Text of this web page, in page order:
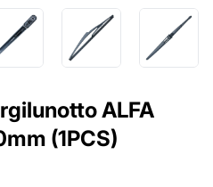
ALFA
(1PCS)